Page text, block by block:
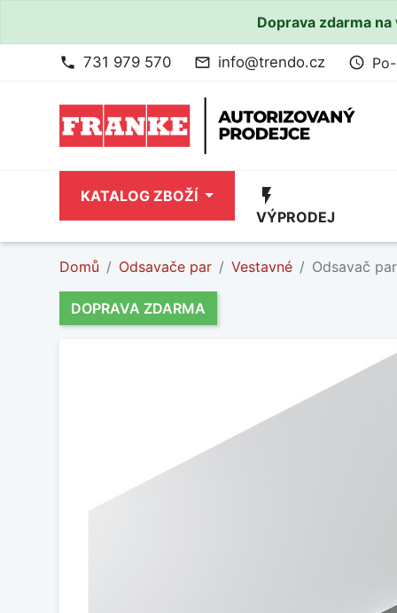
Doprava zdarma
phone 731 979 570 mail_outline info@trendo.cz access_time
KATALOG ZBOŽÍ flash_on
VÝPRODEJ
Domů Odsavače par Vestavné Odsavač
DOPRAVA ZDARMA